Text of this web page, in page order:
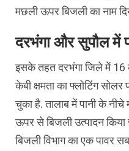
मछली ऊपर बिजली का नाम
दरभंगा और सुपौल में
इसके तहत दरभंगा जिले में 16
केबी क्षमता का फ्लोटिंग सोलर
चुका है. तालाब में पानी के नीचे
ऊपर से बिजली उत्पादन किया
बिजली विभाग का एक पावर